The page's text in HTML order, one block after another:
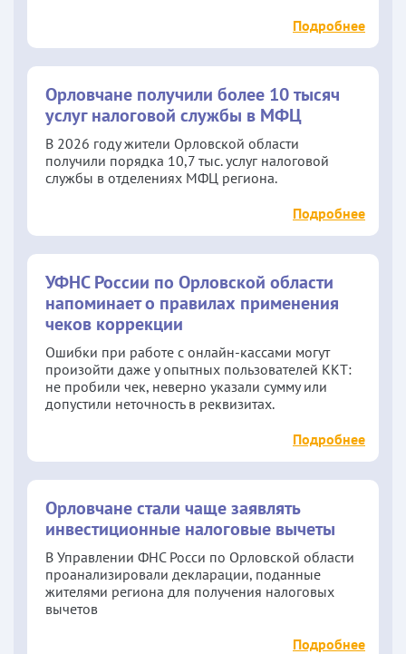
Подробнее
Орловчане получили более 10 тысяч
услуг налоговой службы в МФЦ
В 2026 году жители Орловской области
получили порядка 10,7 тыс. услуг налоговой
службы в отделениях МФЦ региона.
Подробнее
УФНС России по Орловской области
напоминает о правилах применения
чеков коррекции
Ошибки при работе с онлайн-кассами могут
произойти даже у опытных пользователей ККТ:
не пробили чек, неверно указали сумму или
допустили неточность в реквизитах.
Подробнее
Орловчане стали чаще заявлять
инвестиционные налоговые вычеты
В Управлении ФНС Росси по Орловской области
проанализировали декларации, поданные
жителями региона для получения налоговых
вычетов
Подробнее